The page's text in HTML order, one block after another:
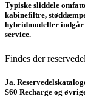
Typiske sliddele
kabinefiltre,
hybridmodeller indgår
service.
Findes der
Ja.
S60 Recharge og